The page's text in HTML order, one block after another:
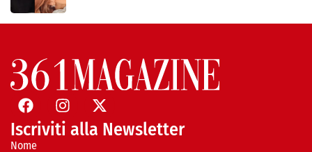
Iscriviti alla Newsletter
Nome